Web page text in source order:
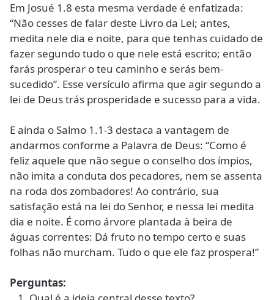
Em Josué 1.8 esta mesma verdade é enfatizada:
“Não cesses de falar deste Livro da Lei; antes,
medita nele dia e noite, para que tenhas cuidado de
fazer segundo tudo o que nele está escrito; então
farás prosperar o teu caminho e serás bem-
sucedido”. Esse versículo afirma que agir segundo a
lei de Deus trás prosperidade e sucesso para a vida.
E ainda o Salmo 1.1-3 destaca a vantagem de
andarmos conforme a Palavra de Deus: “Como é
feliz aquele que não segue o conselho dos ímpios,
não imita a conduta dos pecadores, nem se assenta
na roda dos zombadores! Ao contrário, sua
satisfação está na lei do Senhor, e nessa lei medita
dia e noite. É como árvore plantada à beira de
águas correntes: Dá fruto no tempo certo e suas
folhas não murcham. Tudo o que ele faz prospera!”
Perguntas: